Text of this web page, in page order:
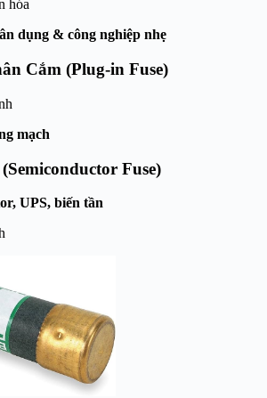
hóa
dụng & công nghiệp nhẹ
Cắm (Plug-in Fuse)
mạch
Fuse)
UPS, biến tần